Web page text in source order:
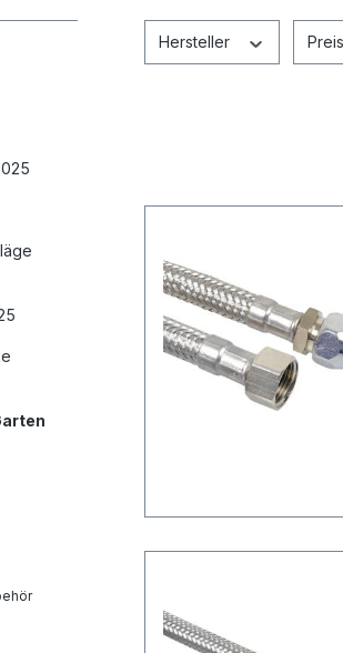
Hersteller Preis